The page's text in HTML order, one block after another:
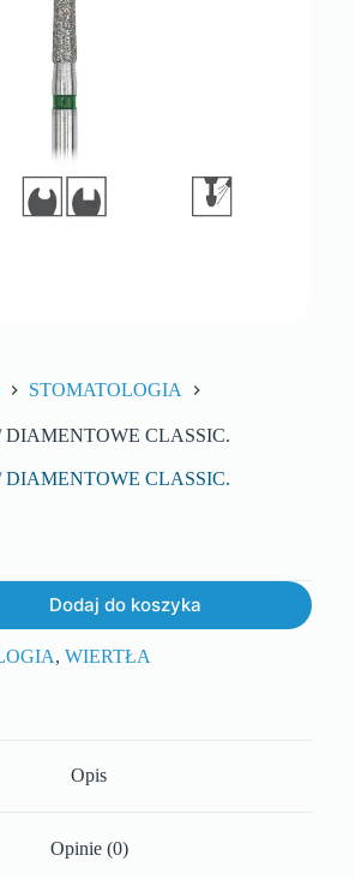
STOMATOLOGIA
DIAMENTOWE CLASSIC.
DIAMENTOWE CLASSIC.
Dodaj do koszyka
, WIERTŁA
Opis
Opinie (0)